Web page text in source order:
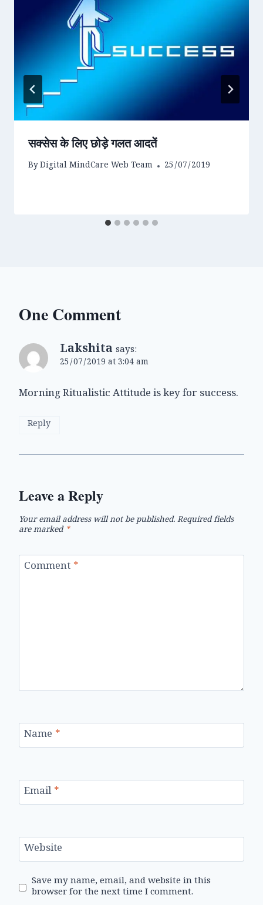
सक्सेस के लिए छोड़े गलत आदतें
ByDigital MindCare Web Team 25/07/2019
One Comment
Lakshita says:
25/07/2019 at 3:04 am
Morning Ritualistic Attitude is key for success.
Reply
Leave a Reply
Your email address will not be published.Required fields
are marked *
Comment *
Name *
Email*
Website
Save my name, email, and website in this
browser for the next time I comment.